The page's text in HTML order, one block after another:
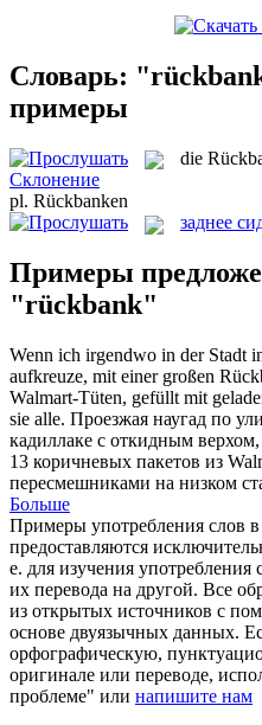
Словарь:
примеры
die
Склонение
pl. Rückbanken
заднее
Примеры
"rückbank"
Wenn ich irgendwo in der Stadt
aufkreuze, mit einer großen
Walmart-Tüten, gefüllt mit
sie alle. Проезжая наугад по
кадиллаке с откидным верхом,
13 коричневых пакетов из
пересмешниками на низком
Больше
Примеры употребления слов в
предоставляются
е. для изучения
их перевода на другой. Все
из открытых источников с
основе двуязычных данных.
орфографическую,
оригинале или переводе,
проблеме" или напишите нам